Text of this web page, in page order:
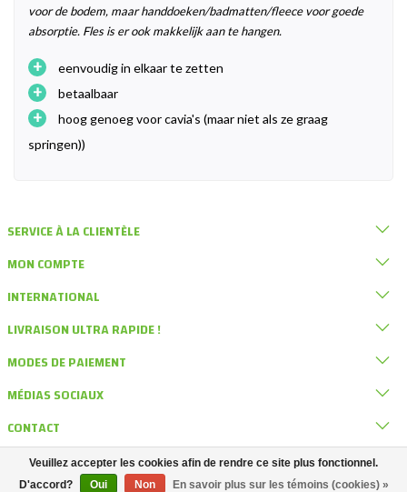
voor de bodem, maar handdoeken/badmatten/fleece voor goede
absorptie. Fles is er ook makkelijk aan te hangen.
+ eenvoudig in elkaar te zetten
+ betaalbaar
+
hoog genoeg voor cavia's (maar niet als ze graag
springen))
SERVICE À LA CLIENTÈLE
MON COMPTE
INTERNATIONAL
LIVRAISON ULTRA RAPIDE !
MODES DE PAIEMENT
MÉDIAS SOCIAUX
CONTACT
© DRD Knaagdierwinkel
Veuillez accepter les cookies afin de rendre ce site plus fonctionnel.
D'accord?
Oui Non En savoir plus sur les témoins (cookies) »